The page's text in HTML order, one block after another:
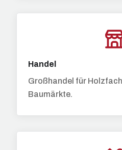
Handel
Großhandel für
Baumärkte.